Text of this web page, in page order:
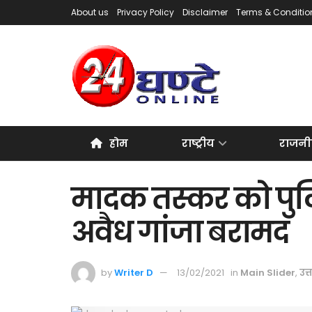
About us Privacy Policy Disclaimer Terms &
होम राष्ट्रीय
मादक तस्कर को
अवैध गांजा बरामद
byWriter D 13/02/2021 in Main Slider,